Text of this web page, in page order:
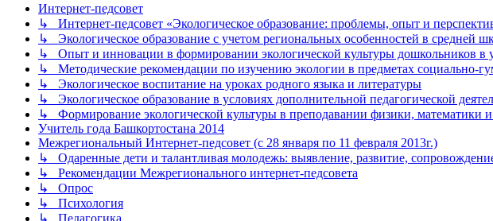
Интернет-педсовет
↳ Интернет-педсовет «Экологическое образование: проблемы, опыт и
↳ Экологическое образование с учетом региональных особенностей в средней
↳ Опыт и инновации в формировании экологической культуры дошкольников
↳ Методические рекомендации по изучению экологии в предметах социально-
↳ Экологическое воспитание на уроках родного языка и литературы
↳ Экологическое образование в условиях дополнительной педагогической
↳ Формирование экологической культуры в преподавании физики, математики
Учитель года Башкортостана 2014
Межрегиональный Интернет-педсовет (с 28 января по 11 февраля 2013г.)
↳ Одаренные дети и талантливая молодежь: выявление, развитие,
↳ Рекомендации Межрегионального интернет-педсовета
↳ Опрос
↳ Психология
↳ Педагогика